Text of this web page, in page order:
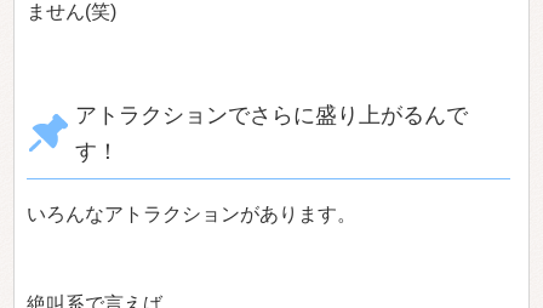
ません(笑)
アトラクションでさらに盛り上がるんで
す！
いろんなアトラクションがあります。